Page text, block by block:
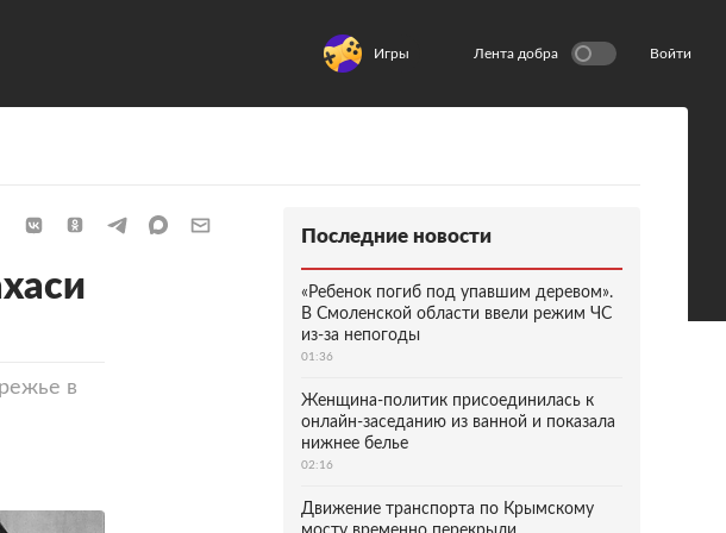
Игры Лента добра Войти
в
Последние новости
«Ребенок погиб под упавшим деревом».
В Смоленской области ввели режим ЧС
из-за непогоды
01:36
Женщина-политик присоединилась к
онлайн-заседанию из ванной и показала
нижнее белье
02:16
Движение транспорта по Крымскому